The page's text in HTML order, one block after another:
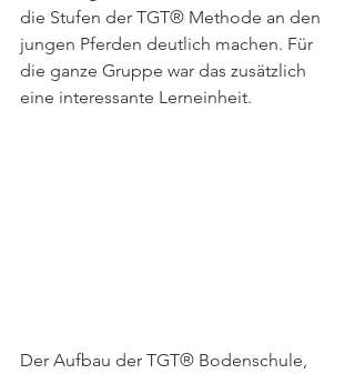
die Stufen der TGT® Methode an den
jungen Pferden deutlich machen. Für
die ganze Gruppe war das zusätzlich
eine interessante Lerneinheit.
Der Aufbau der TGT® Bodenschule,